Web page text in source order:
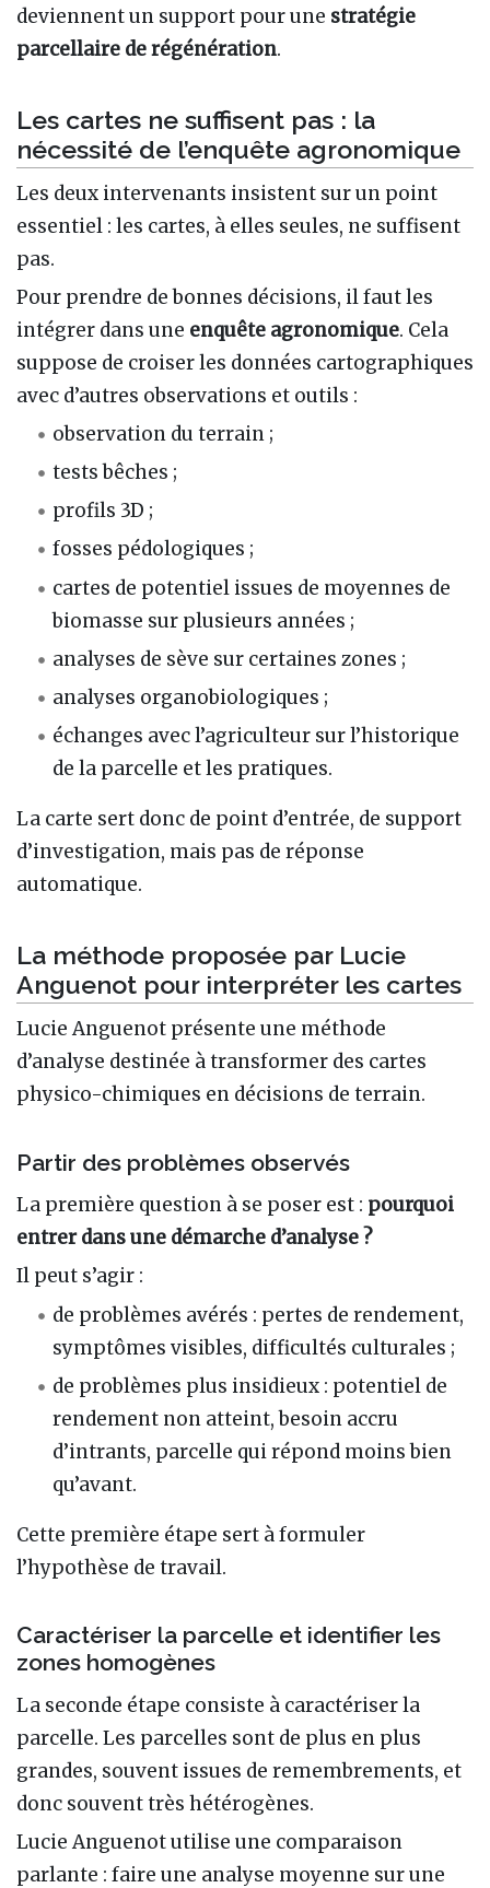
deviennent un support pour une stratégie
parcellaire de régénération.
Les cartes ne suffisent pas : la
nécessité de l’enquête agronomique
Les deux intervenants insistent sur un point
essentiel : les cartes, à elles seules, ne suffisent
pas.
Pour prendre de bonnes décisions, il faut les
intégrer dans une enquête agronomique. Cela
suppose de croiser les données cartographiques
avec d’autres observations et outils :
observation du terrain ;
tests bêches ;
profils 3D ;
fosses pédologiques ;
cartes de potentiel issues de moyennes de
biomasse sur plusieurs années ;
analyses de sève sur certaines zones ;
analyses organobiologiques ;
échanges avec l’agriculteur sur l’historique
de la parcelle et les pratiques.
La carte sert donc de point d’entrée, de support
d’investigation, mais pas de réponse
automatique.
La méthode proposée par Lucie
Anguenot pour interpréter les cartes
Lucie Anguenot présente une méthode
d’analyse destinée à transformer des cartes
physico-chimiques en décisions de terrain.
Partir des problèmes observés
La première question à se poser est : pourquoi
entrer dans une démarche d’analyse ?
Il peut s’agir :
de problèmes avérés : pertes de rendement,
symptômes visibles, difficultés culturales ;
de problèmes plus insidieux : potentiel de
rendement non atteint, besoin accru
d’intrants, parcelle qui répond moins bien
qu’avant.
Cette première étape sert à formuler
l’hypothèse de travail.
Caractériser la parcelle et identifier les
zones homogènes
La seconde étape consiste à caractériser la
parcelle. Les parcelles sont de plus en plus
grandes, souvent issues de remembrements, et
donc souvent très hétérogènes.
Lucie Anguenot utilise une comparaison
parlante : faire une analyse moyenne sur une